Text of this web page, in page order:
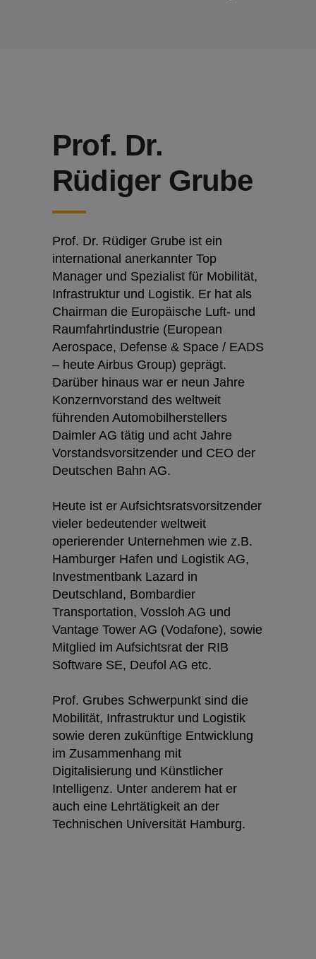
Prof. Dr.
Rüdiger Grube
Prof. Dr. Rüdiger Grube ist ein
international anerkannter Top
Manager und Spezialist für Mobilität,
Infrastruktur und Logistik. Er hat als
Chairman die Europäische Luft- und
Raumfahrtindustrie (European
Aerospace, Defense & Space / EADS
– heute Airbus Group) geprägt.
Darüber hinaus war er neun Jahre
Konzernvorstand des weltweit
führenden Automobilherstellers
Daimler AG tätig und acht Jahre
Vorstandsvorsitzender und CEO der
Deutschen Bahn AG.
Heute ist er Aufsichtsratsvorsitzender
vieler bedeutender weltweit
operierender Unternehmen wie z.B.
Hamburger Hafen und Logistik AG,
Investmentbank Lazard in
Deutschland, Bombardier
Transportation, Vossloh AG und
Vantage Tower AG (Vodafone), sowie
Mitglied im Aufsichtsrat der RIB
Software SE, Deufol AG etc.
Prof. Grubes Schwerpunkt sind die
Mobilität, Infrastruktur und Logistik
sowie deren zukünftige Entwicklung
im Zusammenhang mit
Digitalisierung und Künstlicher
Intelligenz. Unter anderem hat er
auch eine Lehrtätigkeit an der
Technischen Universität Hamburg.